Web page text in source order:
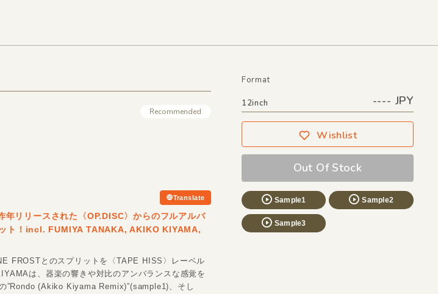
Recommended
Translate
Format
12inch ---- JPY
Wishlist
Out Of Stock
Sample1 Sample2
Sample3
リリースされた〈OP.DISC〉からのフルアルバ
ト！incl. FUMIYA TANAKA, AKIKO KIYAMA,
FROSTとのスプリットを〈TAPE HISS〉レーベル
は、器楽の響きや対比のアンバランスな感覚を
”Rondo (Akiko Kiyama Remix)”(sample1)、そし